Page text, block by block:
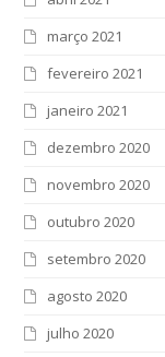
março 2021
fevereiro 2021
janeiro 2021
dezembro 2020
novembro 2020
outubro 2020
setembro 2020
agosto 2020
julho 2020